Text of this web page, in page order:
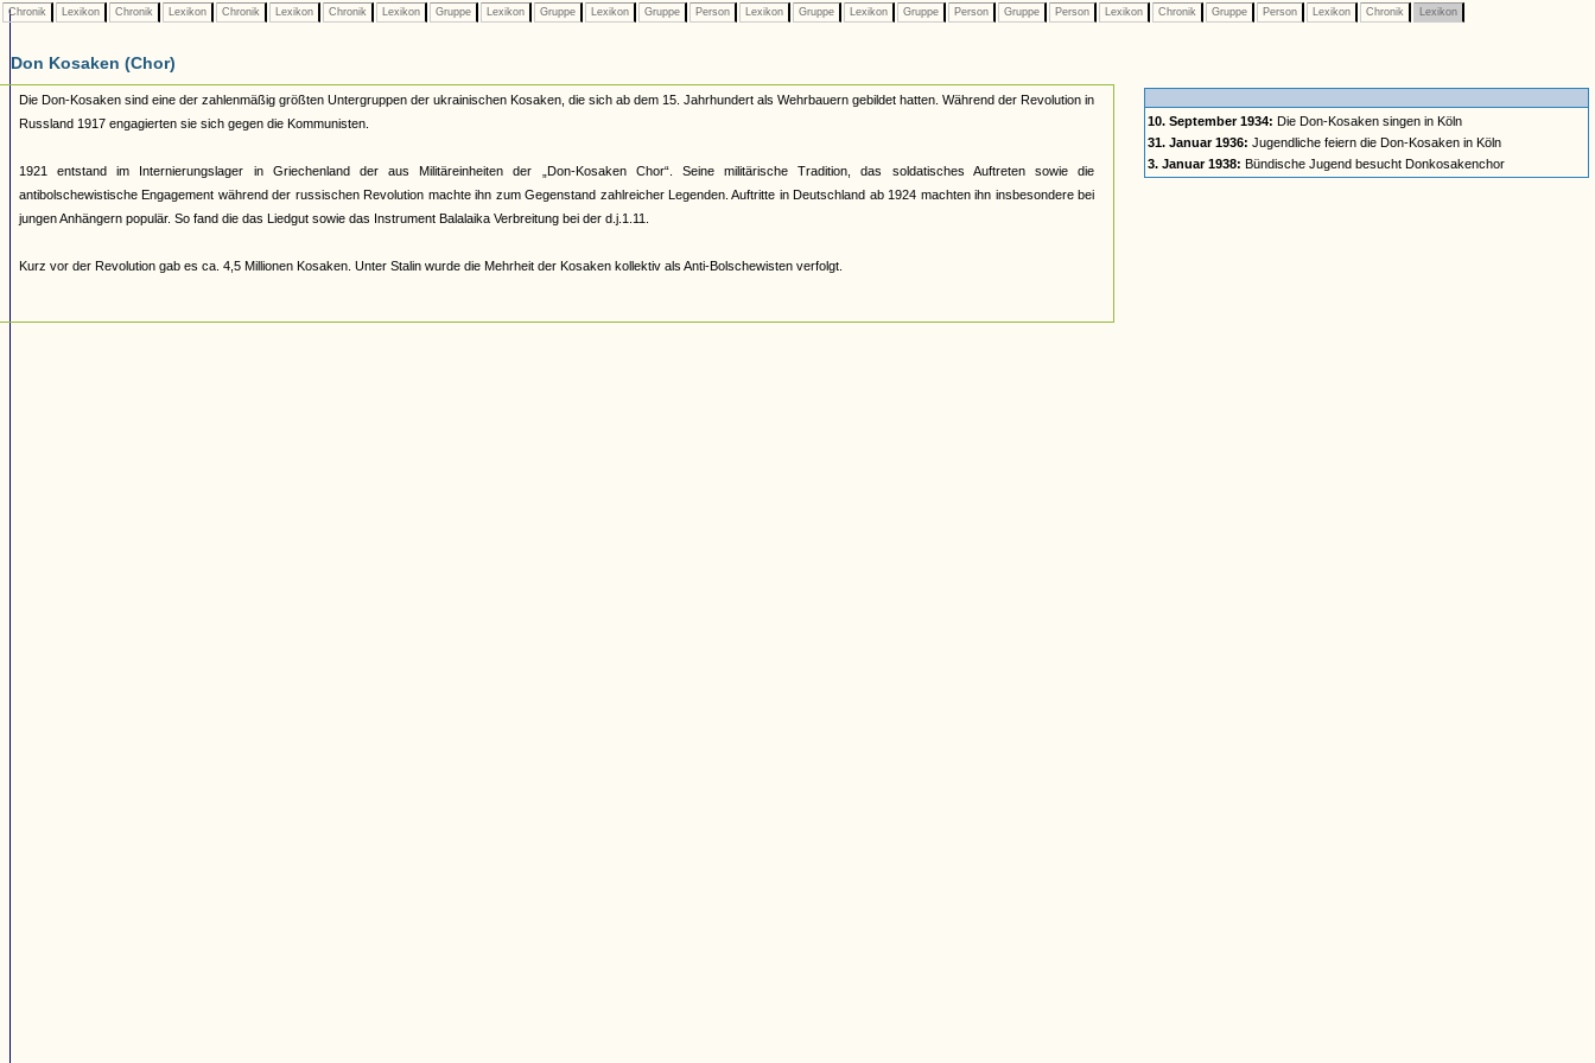
Chronik Lexikon Chronik Lexikon Chronik Lexikon Chronik Lexikon Gruppe Lexikon Gruppe Lexikon Gruppe Person Lexikon Gruppe Lexikon Gruppe Person Gruppe Person Lexikon Chronik Gruppe Person Lexikon Chronik Lexikon
Don Kosaken (Chor)
Die Don-Kosaken sind eine der zahlenmäßig größten Untergruppen der ukrainischen Kosaken, die sich ab dem 15. Jahrhundert als Wehrbauern gebildet hatten. Während der Revolution in
Russland 1917 engagierten sie sich gegen die Kommunisten.
1921 entstand im Internierungslager in Griechenland der aus Militäreinheiten der „Don-Kosaken Chor“. Seine militärische Tradition, das soldatisches Auftreten sowie die
antibolschewistische Engagement während der russischen Revolution machte ihn zum Gegenstand zahlreicher Legenden. Auftritte in Deutschland ab 1924 machten ihn insbesondere bei
jungen Anhängern populär. So fand die das Liedgut sowie das Instrument Balalaika Verbreitung bei der d.j.1.11.
Kurz vor der Revolution gab es ca. 4,5 Millionen Kosaken. Unter Stalin wurde die Mehrheit der Kosaken kollektiv als Anti-Bolschewisten verfolgt.
10. September 1934: Die Don-Kosaken singen in Köln
31. Januar 1936: Jugendliche feiern die Don-Kosaken in Köln
3. Januar 1938: Bündische Jugend besucht Donkosakenchor